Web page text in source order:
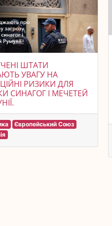
ШТАТИ
УВАГУ НА
РИЗИКИ ДЛЯ
СИНАГОГ І МЕЧЕТЕЙ
Європейський Союз